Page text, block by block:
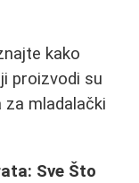
kako
proizvodi su
za mladalački
Sve Što